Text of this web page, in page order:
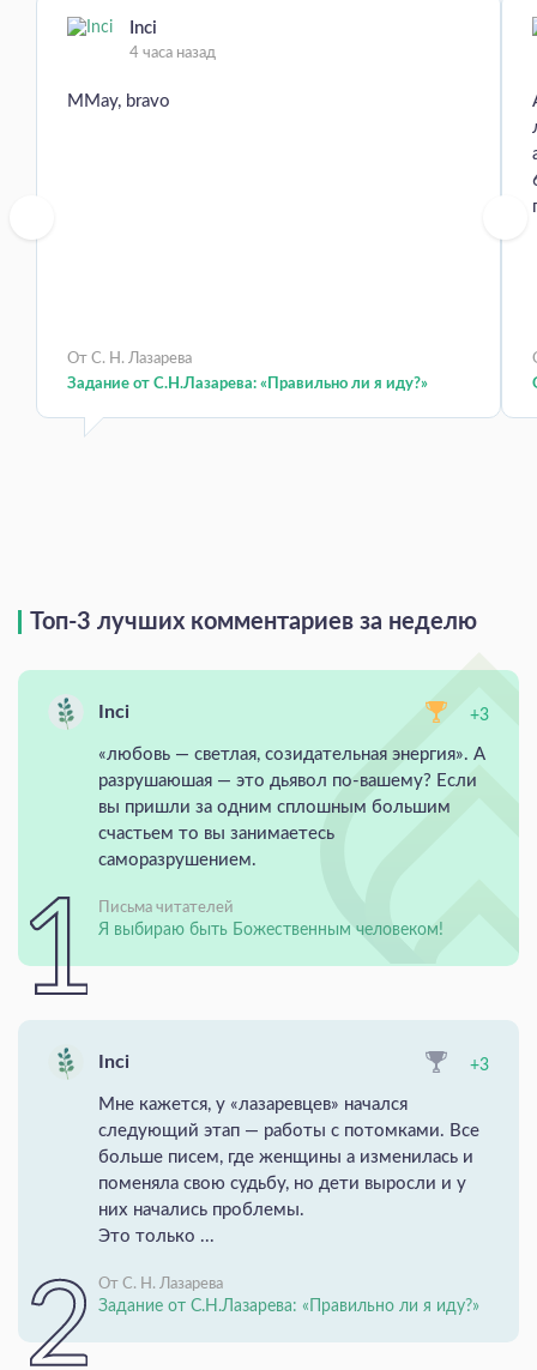
Inci
4 часа назад
MMay, bravo
От С. Н. Лазарева
Задание от С.Н.Лазарева: «Правильно ли я иду?»
Топ-3 лучших комментариев за неделю
Inci +3
«любовь — светлая, созидательная энергия». А
разрушаюшая — это дьявол по-вашему? Если
вы пришли за одним сплошным большим
счастьем то вы занимаетесь
саморазрушением.
Письма читателей
Я выбираю быть Божественным человеком!
Inci +3
Мне кажется, у «лазаревцев» начался
следующий этап — работы с потомками. Все
больше писем, где женщины а изменилась и
поменяла свою судьбу, но дети выросли и у
них начались проблемы.
Это только ...
От С. Н. Лазарева
Задание от С.Н.Лазарева: «Правильно ли я иду?»